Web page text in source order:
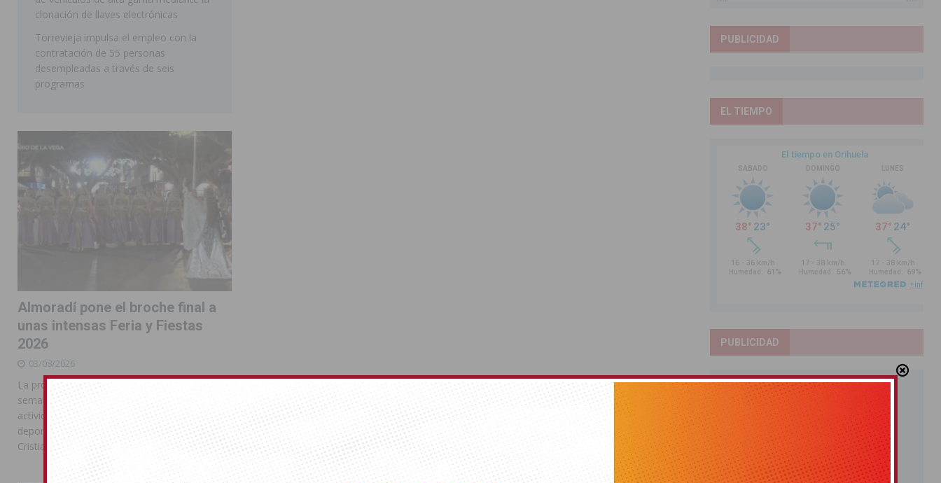
clonación de llaves electrónicas
Torrevieja impulsa el empleo con la
contratación de 55 personas
desempleadas a través de seis
programas
Almoradí pone el broche final a
unas intensas Feria y Fiestas
2026
03/08/2026
La programación reunió durante más de una
semana actos institucionales, conciertos,
actividades familiares, competiciones
deportivas y las celebraciones de Moros y
Cristianos
PUBLICIDAD
EL TIEMPO
PUBLICIDAD